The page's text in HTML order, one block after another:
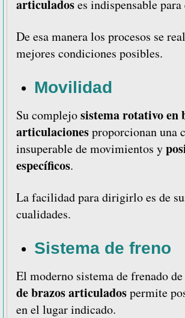
articuladoses indispensable para
De esa manera los procesos se
mejores condiciones posibles.
Movilidad
Su complejosistema rotativo en
articulacionesproporcionan una
insuperable de movimientos y
específicos.
La facilidad para dirigirlo es de
cualidades.
Sistema de freno
El moderno sistema de frenado de
de brazos articuladospermite
en el lugar indicado.